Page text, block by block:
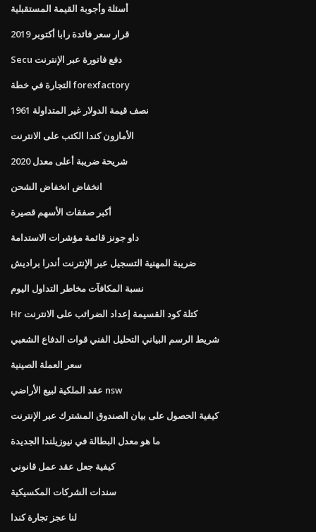
أسئلة وأجوبة القيمة المستقبلية
قرار سعر فائدة رابا أكتوبر 2019
Secu دفع فاتورة عبر الإنترنت
التجارة في خطة forexfactory
1961 نصف قيمة الدولار غير المتداولة
الأمازون كندا الكتب على الانترنت
شريحة ضريبة أعلى معدل 2020
انخفاض انخفاض الشحن
أكبر صفقات الأسهم قصيرة
داو جونز قائمة مؤشرات الاستدامة
ضريبة المهنية التسجيل عبر الإنترنت أندرا براديش
نسبة المكافآت مخاطر التداول اليوم
Hr كتلة كود القسيمة إعداد الضرائب على الانترنت
شريط الرسم البياني التحليل الفني قوات الدفاع الشعبي
سعر العملة الصينية
عقد الملكية لبيع الأراضي nsw
كيفية الحصول على بيان الصندوق المشترك عبر الإنترنت
ما هو معدل البطالة في نيوزيلندا الجديدة
كيفية جعل عقد عمل قانوني
سندات الشركات المكسيكية
لنا عجز تجارة كندا